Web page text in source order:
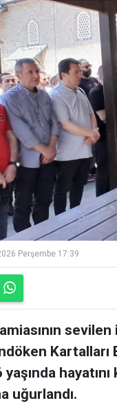
Perşembe 17:39
Kartalları
uğurlandı.